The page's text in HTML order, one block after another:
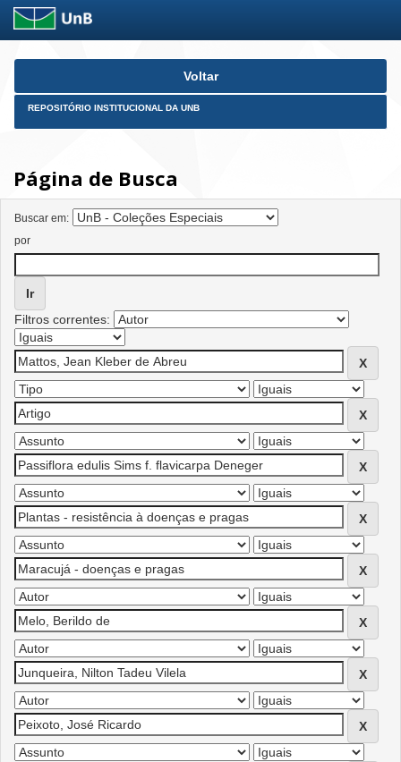
Skip
Voltar
REPOSITÓRIO INSTITUCIONAL DA UNB
Página de Busca
Buscar em:
por
Filtros correntes: